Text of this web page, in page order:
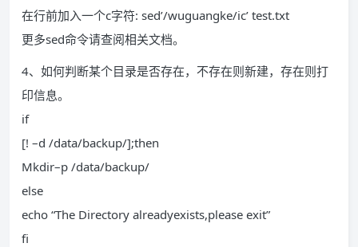
在行前加入一个c字符: sed’/wuguangke/ic’ test.txt
更多sed命令请查阅相关文档。
4、如何判断某个目录是否存在，不存在则新建，存在则打
印信息。
if
[! –d /data/backup/];then
Mkdir–p /data/backup/
else
echo “The Directory alreadyexists,please exit”
fi